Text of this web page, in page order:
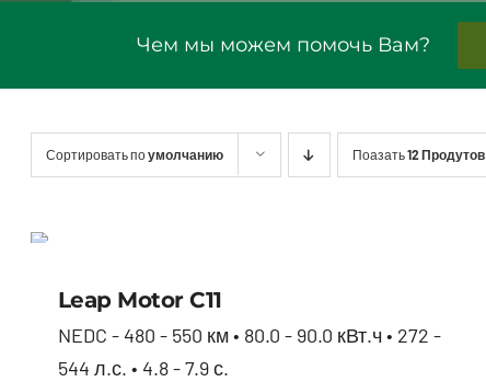
Чем мы можем помочь Вам?
Сортировать поумолчанию Поазать12 Продутов
Leap Motor С11
NEDC - 480 - 550 км • 80.0 - 90.0 кВт.ч • 272 -
544 л.с. • 4.8 - 7.9 с.